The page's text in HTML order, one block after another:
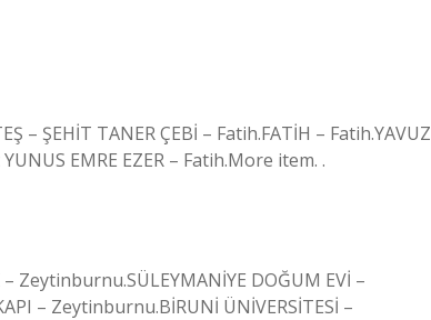
– ŞEHİT TANER ÇEBİ – Fatih.FATİH – Fatih.YAVUZ
EMRE EZER – Fatih.More item. .
Zeytinburnu.SÜLEYMANİYE DOĞUM EVİ –
– Zeytinburnu.BİRUNİ ÜNİVERSİTESİ –